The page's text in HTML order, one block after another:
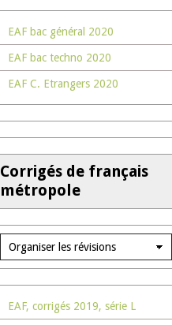
EAF bac général 2020
EAF bac techno 2020
EAF C. Etrangers 2020
Corrigés de français
métropole
EAF, corrigés 2019, série L